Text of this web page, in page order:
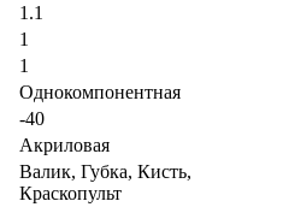
1.1
1
1
Однокомпонентная
-40
Акриловая
Валик, Губка, Кисть,
Краскопульт